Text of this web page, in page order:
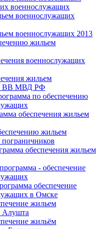
военнослужащих
военнослужащих
военнослужащих 2013
жильем
военнослужащих
жильем
ВВ МВД РФ
по обеспечению
обеспечения жильем
жильем
обеспечения жильем
- обеспечение
обеспечение
в Омске
жильем
Алушта
жильём